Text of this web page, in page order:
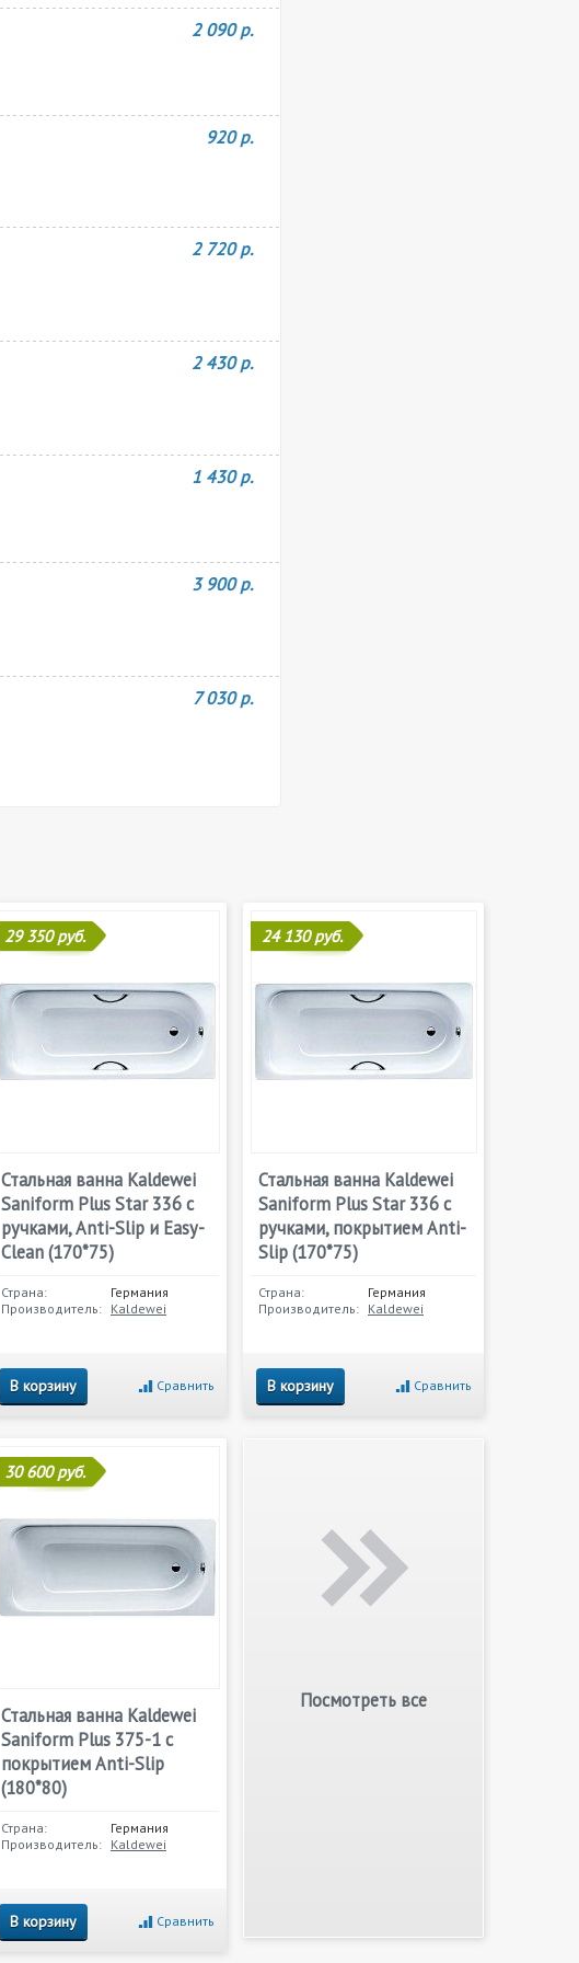
2 090 р.
920 р.
2 720 р.
2 430 р.
1 430 р.
3 900 р.
7 030 р.
29 350 руб.
Стальная ванна Kaldewei
Saniform Plus Star 336 с
ручками, Anti-Slip и Easy-
Clean (170*75)
Страна:
Германия
Производитель: Kaldewei
В корзину Сравнить
24 130 руб.
Стальная ванна Kaldewei
Saniform Plus Star 336 с
ручками, покрытием Anti-
Slip (170*75)
Страна:
Германия
Производитель: Kaldewei
В корзину Сравнить
30 600 руб.
Стальная ванна Kaldewei
Saniform Plus 375-1 с
покрытием Anti-Slip
(180*80)
Страна:
Германия
Производитель: Kaldewei
В корзину Сравнить
Посмотреть все